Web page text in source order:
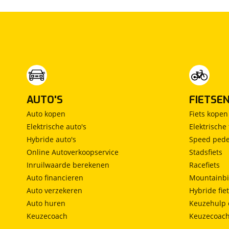
AUTO'S
Auto kopen
Elektrische auto's
Hybride auto's
Online Autoverkoopservice
Inruilwaarde berekenen
Auto financieren
Auto verzekeren
Auto huren
Keuzecoach
Fiets kopen
Elektrische
Speed
Stadsfiets
Racefiets
Hybride
Keuzehulp